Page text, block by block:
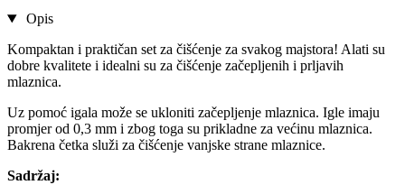
Opis
Kompaktan i praktičan set za čišćenje za svakog majstora! Alati su
dobre kvalitete i idealni su za čišćenje začepljenih i prljavih
mlaznica.
Uz pomoć igala može se ukloniti začepljenje mlaznica. Igle imaju
promjer od 0,3 mm i zbog toga su prikladne za većinu mlaznica.
Bakrena četka služi za čišćenje vanjske strane mlaznice.
Sadržaj: